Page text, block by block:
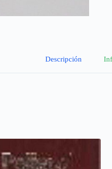
Descripción